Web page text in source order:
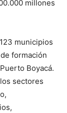
millones
municipios
formación
Boyacá.
sectores